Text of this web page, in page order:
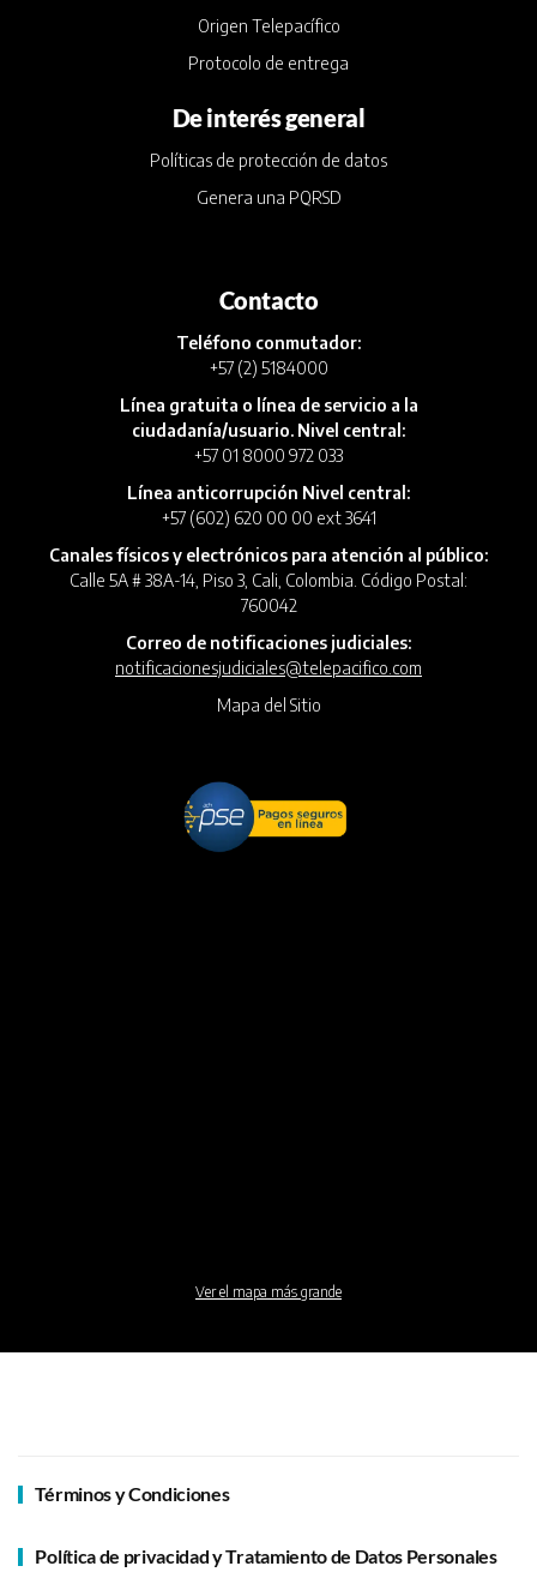
Origen Telepacífico
Protocolo de entrega
De interés general
Políticas de protección de datos
Genera una PQRSD
Contacto
Teléfono conmutador:
+57 (2) 5184000
Línea gratuita o línea de servicio a la
ciudadanía/usuario. Nivel central:
+57 01 8000 972 033
Línea anticorrupción Nivel central:
+57 (602) 620 00 00 ext 3641
Canales físicos y electrónicos para atención al público:
Calle 5A # 38A-14, Piso 3, Cali, Colombia. Código Postal:
760042
Correo de notificaciones judiciales:
notificacionesjudiciales@telepacifico.com
Mapa del Sitio
Ver el mapa más grande
Términos y Condiciones
Política de privacidad y Tratamiento de Datos Personales